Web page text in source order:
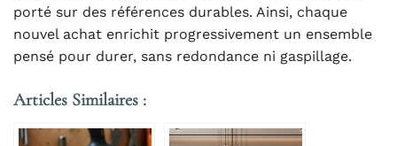
porté sur des références durables. Ainsi, chaque
nouvel achat enrichit progressivement un ensemble
pensé pour durer, sans redondance ni gaspillage.
Articles Similaires :